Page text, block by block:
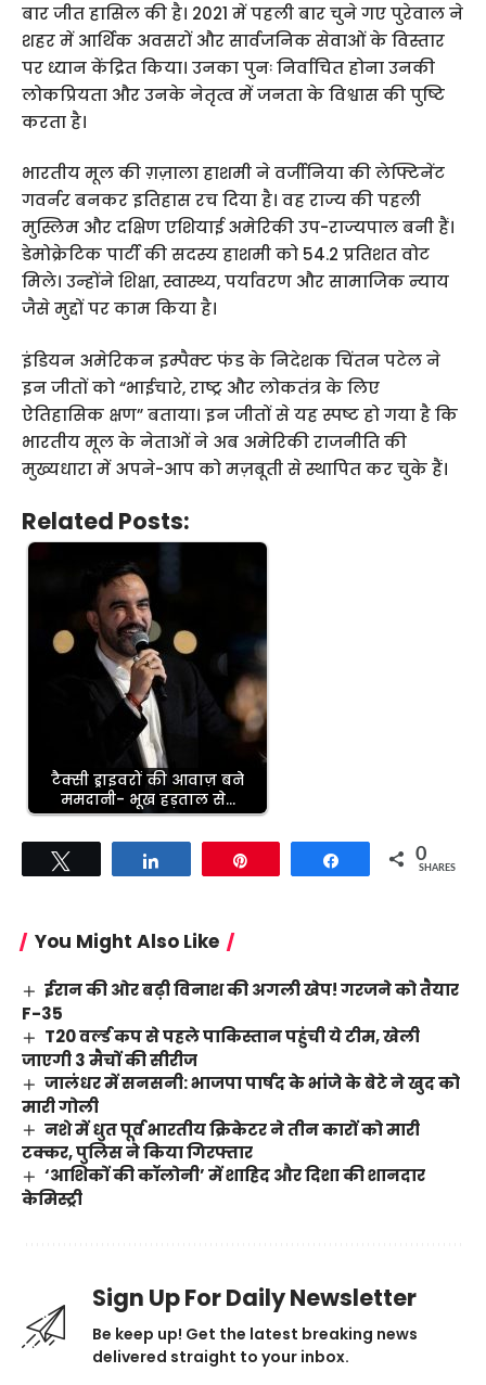
बार जीत हासिल की है। 2021 में पहली बार चुने गए पुरेवाल ने
शहर में आर्थिक अवसरों और सार्वजनिक सेवाओं के विस्तार
पर ध्यान केंद्रित किया। उनका पुनः निर्वाचित होना उनकी
लोकप्रियता और उनके नेतृत्व में जनता के विश्वास की पुष्टि
करता है।
भारतीय मूल की ग़ज़ाला हाशमी ने वर्जीनिया की लेफ्टिनेंट
गवर्नर बनकर इतिहास रच दिया है। वह राज्य की पहली
मुस्लिम और दक्षिण एशियाई अमेरिकी उप-राज्यपाल बनी हैं।
डेमोक्रेटिक पार्टी की सदस्य हाशमी को 54.2 प्रतिशत वोट
मिले। उन्होंने शिक्षा, स्वास्थ्य, पर्यावरण और सामाजिक न्याय
जैसे मुद्दों पर काम किया है।
इंडियन अमेरिकन इम्पैक्ट फंड के निदेशक चिंतन पटेल ने
इन जीतों को “भाईचारे, राष्ट्र और लोकतंत्र के लिए
ऐतिहासिक क्षण” बताया। इन जीतों से यह स्पष्ट हो गया है कि
भारतीय मूल के नेताओं ने अब अमेरिकी राजनीति की
मुख्यधारा में अपने-आप को मज़बूती से स्थापित कर चुके हैं।
Related Posts:
टैक्सी ड्राइवरों की आवाज़ बने
ममदानी- भूख हड़ताल से…
Share 0
SHARES
You Might Also Like
ईरान की ओर बढ़ी विनाश की अगली खेप! गरजने को तैयार
F-35
T20 वर्ल्ड कप से पहले पाकिस्तान पहुंची ये टीम, खेली
जाएगी 3 मैचों की सीरीज
जालंधर में सनसनी: भाजपा पार्षद के भांजे के बेटे ने खुद को
मारी गोली
नशे में धुत पूर्व भारतीय क्रिकेटर ने तीन कारों को मारी
टक्कर, पुलिस ने किया गिरफ्तार
‘आशिकों की कॉलोनी’ में शाहिद और दिशा की शानदार
केमिस्ट्री
Sign Up For Daily Newsletter
Be keep up! Get the latest breaking news
delivered straight to your inbox.